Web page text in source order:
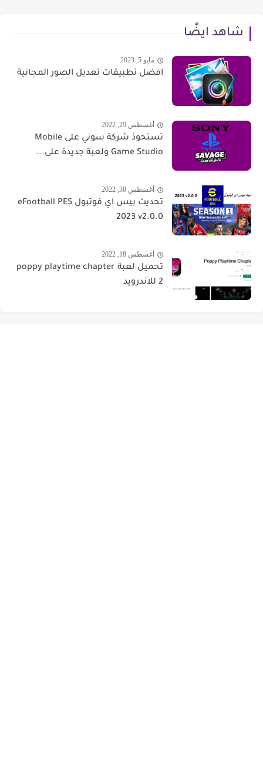
شاهد ايضًا
مايو 5, 2023
افضل تطبيقات تعديل الصور المجانية
أغسطس 29, 2022
تستحوذ شركة سوني على Mobile
Game Studio ولعبة جديدة على...
أغسطس 30, 2022
تحديث بيس اي فوتبول eFootball PES
2023 v2.0.0
أغسطس 18, 2022
تحميل لعبة poppy playtime chapter